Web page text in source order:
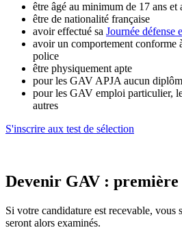
être âgé au minimum de 17 ans
être de nationalité française
avoir effectué sa Journée défense
avoir un comportement conforme
police
être physiquement apte
pour les GAV APJA aucun
pour les GAV emploi particulier,
autres
S'inscrire aux test de sélection
Devenir GAV : première
Si votre candidature est recevable, vous
seront alors examinés.